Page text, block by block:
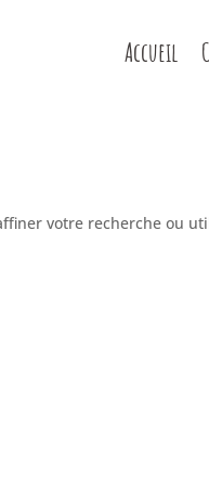
Accueil
votre recherche ou